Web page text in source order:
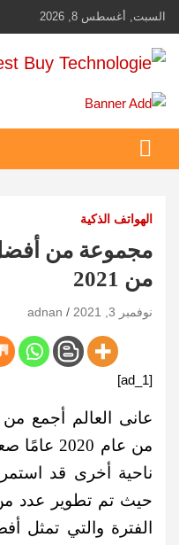
Skip
to
content
السبت, أغسطس 8, 2026
Technologie
أهم مبيعات عالم التكنولوجيا
الهواتف الذكية
مجموعة من
من 2021
نوفمبر 3, 2021 adnan
[ad_1]
عانى العالم أجمع
من عام
ناحية أخرى قد
حيث تم تطوير عدد من
الفترة والتي تمثل